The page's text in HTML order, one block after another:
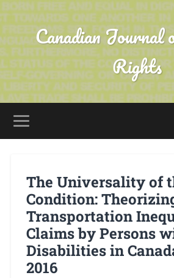
Canadian Journal
Rights
The Universality of
Condition:
Transportation
Claims by Persons
Disabilities in
2016